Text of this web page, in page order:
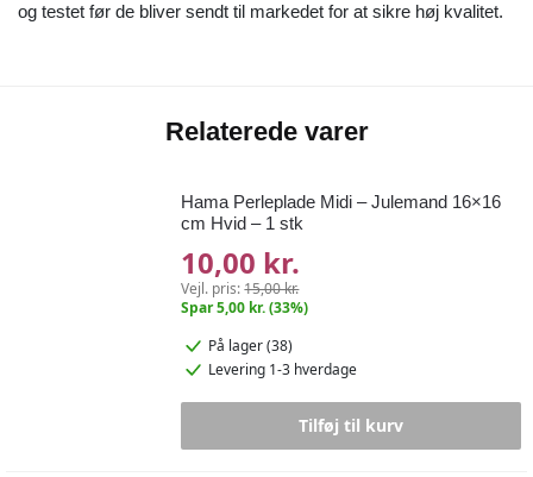
og testet før de bliver sendt til markedet for at sikre høj kvalitet.
Relaterede varer
Hama Perleplade Midi – Julemand 16×16
cm Hvid – 1 stk
10,00 kr.
Vejl. pris:15,00 kr.
Spar 5,00 kr. (33%)
På lager (38)
Levering 1-3 hverdage
Tilføj til kurv